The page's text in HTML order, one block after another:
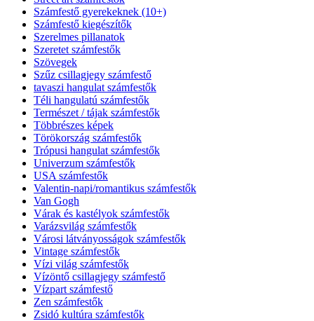
Számfestő gyerekeknek (10+)
Számfestő kiegészítők
Szerelmes pillanatok
Szeretet számfestők
Szövegek
Szűz csillagjegy számfestő
tavaszi hangulat számfestők
Téli hangulatú számfestők
Természet / tájak számfestők
Többrészes képek
Törökország számfestők
Trópusi hangulat számfestők
Univerzum számfestők
USA számfestők
Valentin-napi/romantikus számfestők
Van Gogh
Várak és kastélyok számfestők
Varázsvilág számfestők
Városi látványosságok számfestők
Vintage számfestők
Vízi világ számfestők
Vízöntő csillagjegy számfestő
Vízpart számfestő
Zen számfestők
Zsidó kultúra számfestők